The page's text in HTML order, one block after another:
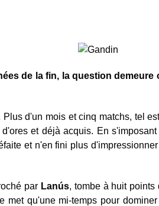
de la fin, la question
Plus d'un mois et cinq matchs, tel
et déjà acquis. En
et n'en fini plus
par Lanús, tombe à huit
met qu'une mi-temps pour